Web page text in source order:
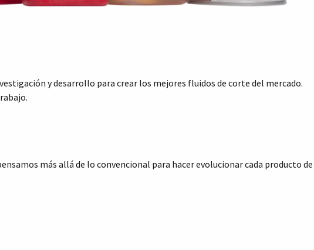
y desarrollo para crear los mejores fluidos de corte del mercado.
más allá de lo convencional para hacer evolucionar cada producto de